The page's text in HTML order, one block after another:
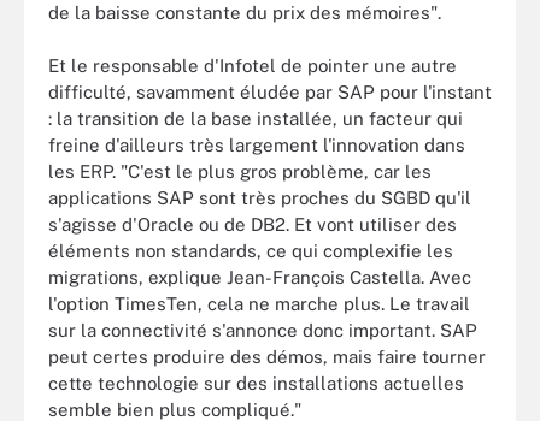
de la baisse constante du prix des mémoires".
Et le responsable d'Infotel de pointer une autre
difficulté, savamment éludée par SAP pour l'instant
: la transition de la base installée, un facteur qui
freine d'ailleurs très largement l'innovation dans
les ERP. "C'est le plus gros problème, car les
applications SAP sont très proches du SGBD qu'il
s'agisse d'Oracle ou de DB2. Et vont utiliser des
éléments non standards, ce qui complexifie les
migrations, explique Jean-François Castella. Avec
l'option TimesTen, cela ne marche plus. Le travail
sur la connectivité s'annonce donc important. SAP
peut certes produire des démos, mais faire tourner
cette technologie sur des installations actuelles
semble bien plus compliqué."